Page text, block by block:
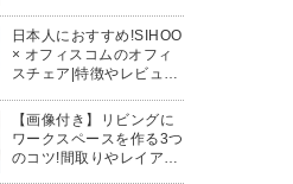
日本人におすすめ!SIHOO
× オフィスコムのオフィ
スチェア|特徴やレビュー
【画像付き】リビングに
ワークスペースを作る3つ
のコツ!間取りやレイアウ